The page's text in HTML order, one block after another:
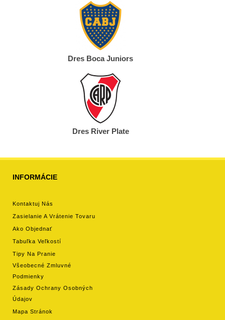
Dres Boca Juniors
Dres River Plate
INFORMÁCIE
Kontaktuj Nás
Zasielanie A Vrátenie Tovaru
Ako Objednať
Tabuľka Veľkostí
Tipy Na Pranie
Všeobecné Zmluvné
Podmienky
Zásady Ochrany Osobných
Údajov
Mapa Stránok